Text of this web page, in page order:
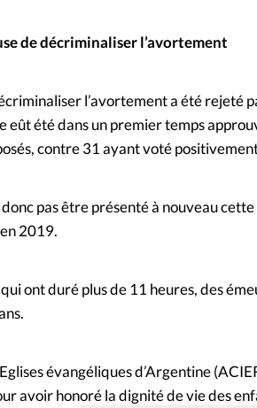
de décriminaliser l’avortement
l’avortement a été rejeté
eût été dans un premier temps
contre 31 ayant voté
pas être présenté à nouveau
2019.
ont duré plus de 11 heures, des
évangéliques d’Argentine
avoir honoré la dignité de vie des